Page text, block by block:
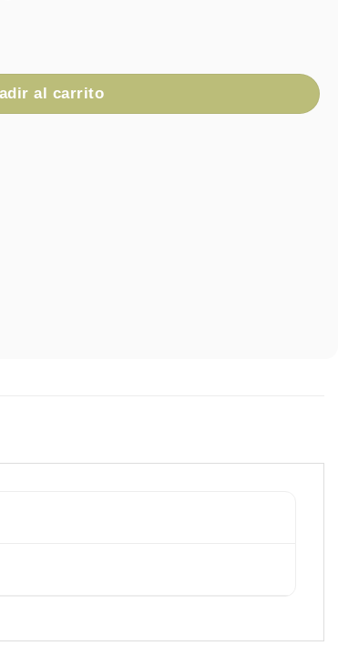
cantidad
al carrito